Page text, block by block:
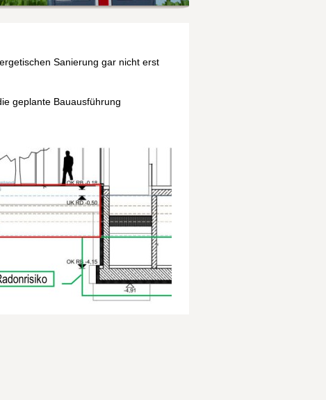
Sanierung gar nicht erst
geplante Bauausführung